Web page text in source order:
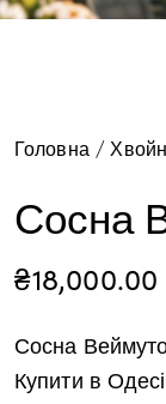
Головна
Сосна
₴18,000.00
Сосна
Купити в